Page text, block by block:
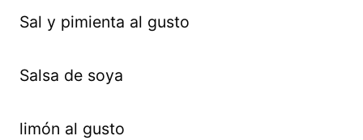
Sal y pimienta al gusto
Salsa de soya
limón al gusto